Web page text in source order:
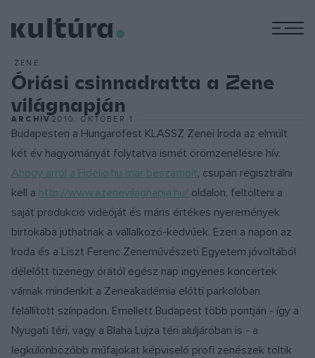
ZENE
Óriási csinnadratta a Zene
világnapján
ARCHÍV2010. OKTÓBER 1.
Budapesten a Hungarofest KLASSZ Zenei Iroda az elmúlt
két év hagyományát folytatva ismét örömzenélésre hív.
Ahogy arról a Fidelio.hu már beszámolt, csupán regisztrálni
kell a http://www.azenevilagnapja.hu/ oldalon, feltölteni a
saját produkció videóját és máris értékes nyeremények
birtokába juthatnak a vállalkozó-kedvűek. Ezen a napon az
Iroda és a Liszt Ferenc Zeneművészeti Egyetem jóvoltából
délelőtt tizenegy órától egész nap ingyenes koncertek
várnak mindenkit a Zeneakadémia előtti parkolóban
felállított színpadon. Emellett Budapest több pontján - így a
Nyugati téri, vagy a Blaha Lujza téri aluljáróban is - a
legkülönbözőbb műfajokat képviselő profi zenészek töltik